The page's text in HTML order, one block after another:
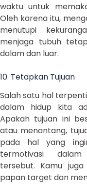
waktu untuk
Oleh karena itu,
menutupi
menjaga tubuh
dalam dan luar.
10. Tetapkan Tujuan
Salah satu hal
dalam hidup kita
Apakah tujuan ini
atau menantang,
pada hal yang
termotivasi
tersebut. Kamu
papan target dan